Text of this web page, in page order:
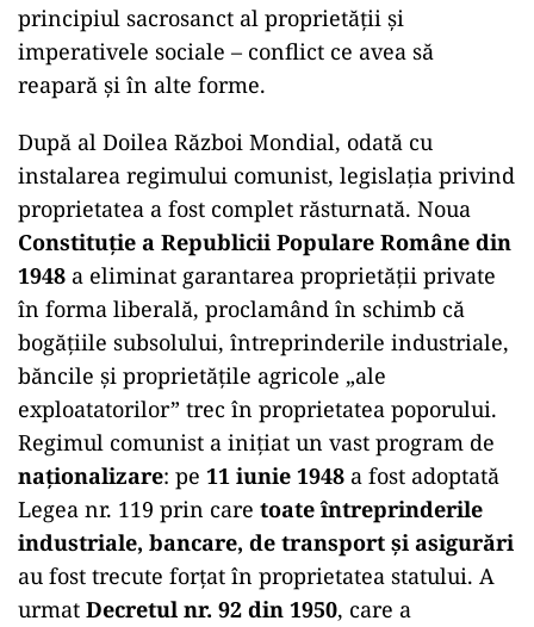
principiul sacrosanct al proprietății și
imperativele sociale – conflict ce avea să
reapară și în alte forme.
După al Doilea Război Mondial, odată cu
instalarea regimului comunist, legislația privind
proprietatea a fost complet răsturnată. Noua
Constituție a Republicii Populare Române din
1948 a eliminat garantarea proprietății private
în forma liberală, proclamând în schimb că
bogățiile subsolului, întreprinderile industriale,
băncile și proprietățile agricole „ale
exploatatorilor” trec în proprietatea poporului.
Regimul comunist a inițiat un vast program de
naționalizare: pe 11 iunie 1948 a fost adoptată
Legea nr. 119 prin care toate întreprinderile
industriale, bancare, de transport și asigurări
au fost trecute forțat în proprietatea statului. A
urmat Decretul nr. 92 din 1950, care a